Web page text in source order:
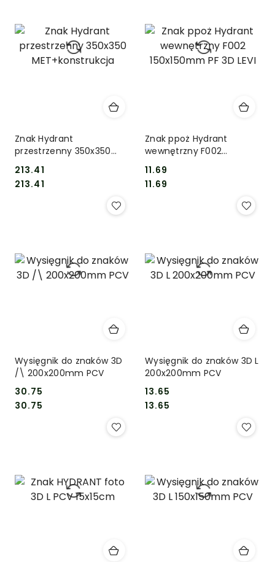
Znak Hydrant
przestrzenny 350x350
MET+konstrukcja
Cena:
213.41
Cena:
213.41
Znak ppoż Hydrant
wewnętrzny F002
150x150mm PF 3D LEVI
Cena:
11.69
Cena:
11.69
Wysięgnik do znaków 3D
/\ 200x200mm PCV
Cena:
30.75
Cena:
30.75
Wysięgnik do znaków 3D L
200x200mm PCV
Cena:
13.65
Cena:
13.65